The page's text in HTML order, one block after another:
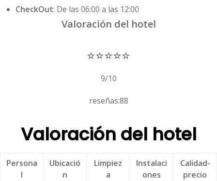
CheckOut: De las 06:00 a las 12:00
Valoración del hotel
⭐⭐⭐⭐⭐
9/10
reseñas:88
Valoración del hotel
Persona
l
Ubicació
n
Limpiez
a
Instalaci
ones
Calidad-
precio